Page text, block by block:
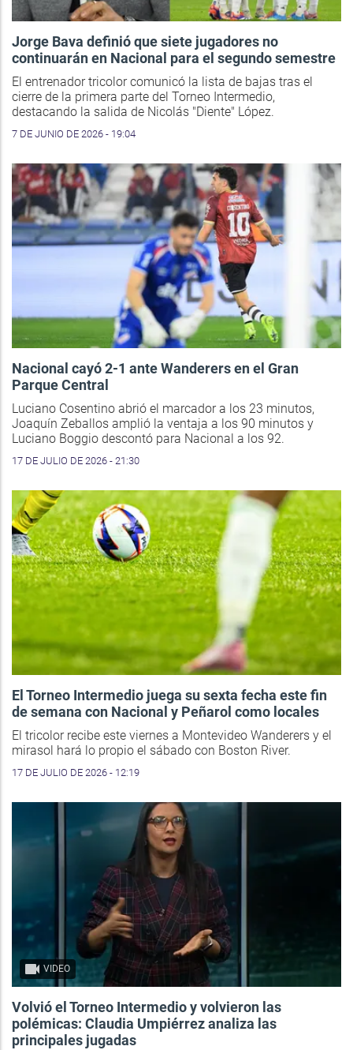
Jorge Bava definió que siete jugadores no
continuarán en Nacional para el segundo semestre
El entrenador tricolor comunicó la lista de bajas tras el
cierre de la primera parte del Torneo Intermedio,
destacando la salida de Nicolás "Diente" López.
7 DE JUNIO DE 2026 - 19:04
Nacional cayó 2-1 ante Wanderers en el Gran
Parque Central
Luciano Cosentino abrió el marcador a los 23 minutos,
Joaquín Zeballos amplió la ventaja a los 90 minutos y
Luciano Boggio descontó para Nacional a los 92.
17 DE JULIO DE 2026 - 21:30
El Torneo Intermedio juega su sexta fecha este fin
de semana con Nacional y Peñarol como locales
El tricolor recibe este viernes a Montevideo Wanderers y el
mirasol hará lo propio el sábado con Boston River.
17 DE JULIO DE 2026 - 12:19
VIDEO
Volvió el Torneo Intermedio y volvieron las
polémicas: Claudia Umpiérrez analiza las
principales jugadas